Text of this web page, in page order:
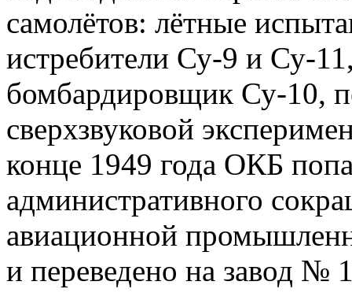
самолётов: лётные
истребители Су-9 и Су-
бомбардировщик Су-10,
сверхзвуковой
конце 1949 года ОКБ
административного
авиационной
и переведено на завод